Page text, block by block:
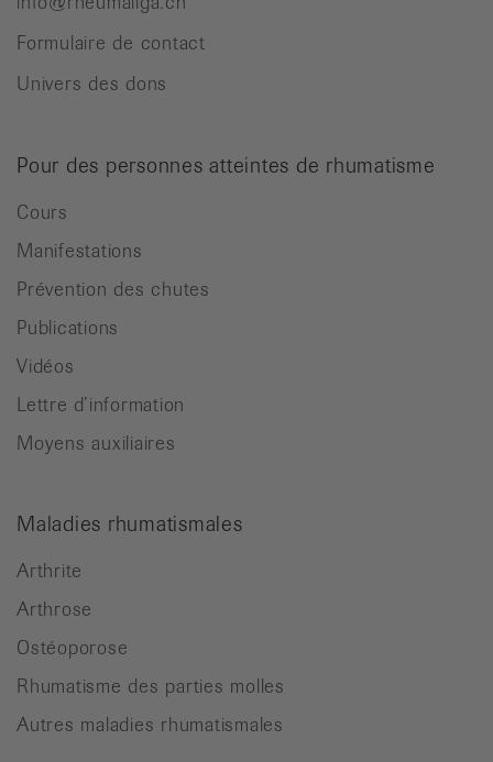
Formulaire de contact
Univers des dons
Pour des personnes atteintes de rhumatisme
Cours
Manifestations
Prévention des chutes
Publications
Vidéos
Lettre d’information
Moyens auxiliaires
Maladies rhumatismales
Arthrite
Arthrose
Ostéoporose
Rhumatisme des parties molles
Autres maladies rhumatismales